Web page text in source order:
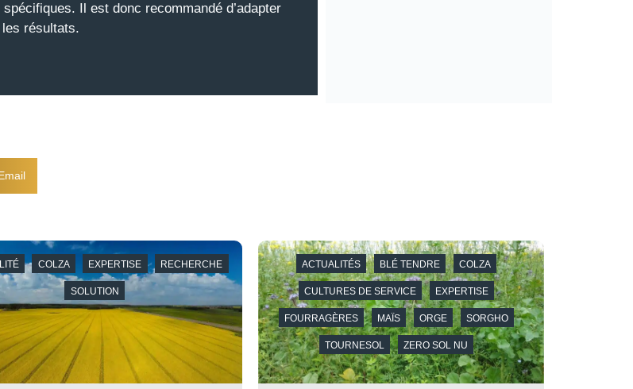
Il est donc recommandé d’adapter
résultats.
COLZA EXPERTISE RECHERCHE
SOLUTION
ACTUALITÉS BLÉ TENDRE COLZA
CULTURES DE SERVICE EXPERTISE
FOURRAGÈRES MAÏS ORGE SORGHO
TOURNESOL ZERO SOL NU